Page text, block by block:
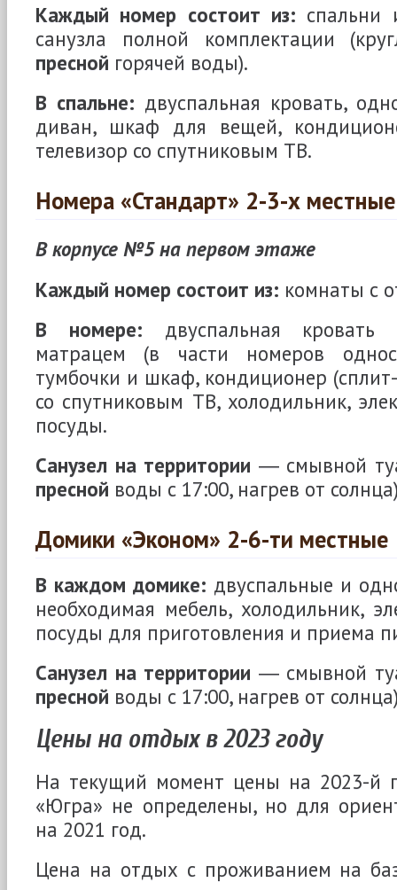
Каждый номер состоит из: спальни
санузла полной комплектации
пресной горячей воды).
В спальне: двуспальная кровать,
диван, шкаф для вещей,
телевизор со спутниковым ТВ.
Номера «Стандарт» 2-3-х местные
В корпусе №5 на первом этаже
Каждый номер состоит из: комнаты с
В номере: двуспальная кровать
матрацем (в части номеров
тумбочки и шкаф, кондиционер
со спутниковым ТВ, холодильник,
посуды.
Санузел на территории ― смывной
пресной воды с 17:00, нагрев от
Домики «Эконом» 2-6-ти местные
В каждом домике: двуспальные и
необходимая мебель, холодильник,
посуды для приготовления и приема
Санузел на территории ― смывной
пресной воды с 17:00, нагрев от
Цены на отдых в 2023 году
На текущий момент цены на 2023-й
«Югра» не определены, но для
на 2021 год.
Цена на отдых с проживанием на